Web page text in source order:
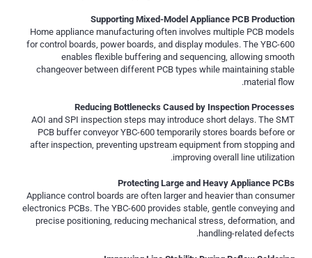
Supporting Mixed-Model Appliance PCB Production
Home appliance manufacturing often involves multiple PCB models
for control boards, power boards, and display modules. The YBC-600
enables flexible buffering and sequencing, allowing smooth
changeover between different PCB types while maintaining stable
material flow.
Reducing Bottlenecks Caused by Inspection Processes
AOI and SPI inspection steps may introduce short delays. The SMT
PCB buffer conveyor YBC-600 temporarily stores boards before or
after inspection, preventing upstream equipment from stopping and
improving overall line utilization.
Protecting Large and Heavy Appliance PCBs
Appliance control boards are often larger and heavier than consumer
electronics PCBs. The YBC-600 provides stable, gentle conveying and
precise positioning, reducing mechanical stress, deformation, and
handling-related defects.